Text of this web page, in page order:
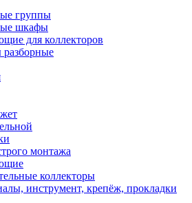
группы
шкафы
для коллекторов
разборные
монтажа
коллекторы
инструмент, крепёж, прокладки